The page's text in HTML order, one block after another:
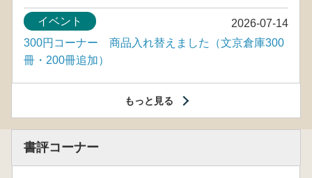
2026-07-14
イベント
300円コーナー 商品入れ替えました（文京倉庫300
冊・200冊追加）
もっと見る
書評コーナー